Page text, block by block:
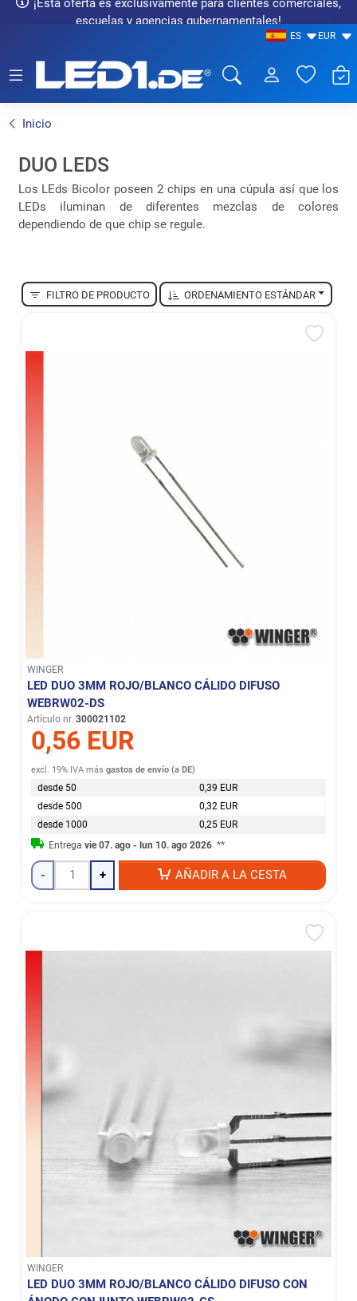
¡Esta oferta es exclusivamente para clientes comerciales,
escuelas y agencias gubernamentales!
ES EUR
Inicio
DUO LEDS
Los LEds Bicolor poseen 2 chips en una cúpula así que los
LEDs iluminan de diferentes mezclas de colores
dependiendo de que chip se regule.
FILTRO DE PRODUCTO ORDENAMIENTO ESTÁNDAR
WINGER
LED DUO 3MM ROJO/BLANCO CÁLIDO DIFUSO
WEBRW02-DS
Artículo nr. 300021102
0,56 EUR
excl. 19% IVA másgastos de envío (a DE)
desde 50
0,39 EUR
desde 500
0,32 EUR
desde 1000
0,25 EUR
Entregavie 07. ago - lun 10. ago 2026 **
- + AÑADIR A LA CESTA
WINGER
LED DUO 3MM ROJO/BLANCO CÁLIDO DIFUSO CON